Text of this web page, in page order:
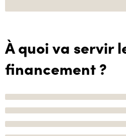
À quoi va servir
financement ?